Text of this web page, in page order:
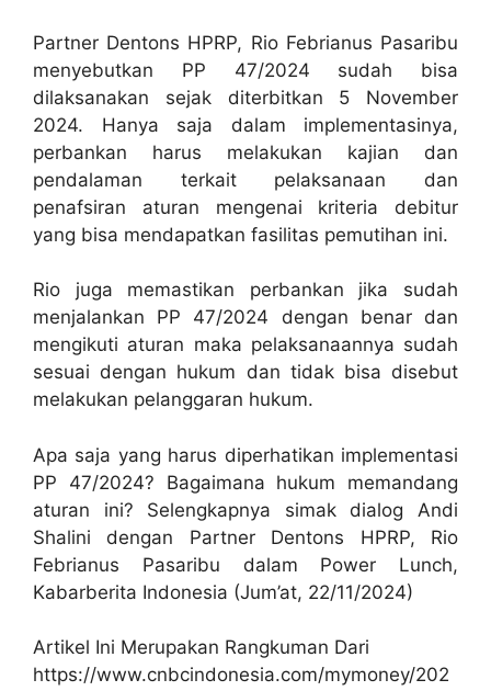
Partner Dentons HPRP, Rio Febrianus Pasaribu
menyebutkan PP 47/2024 sudah bisa
dilaksanakan sejak diterbitkan 5 November
2024. Hanya saja dalam implementasinya,
perbankan harus melakukan kajian dan
pendalaman terkait pelaksanaan dan
penafsiran aturan mengenai kriteria debitur
yang bisa mendapatkan fasilitas pemutihan ini.
Rio juga memastikan perbankan jika sudah
menjalankan PP 47/2024 dengan benar dan
mengikuti aturan maka pelaksanaannya sudah
sesuai dengan hukum dan tidak bisa disebut
melakukan pelanggaran hukum.
Apa saja yang harus diperhatikan implementasi
PP 47/2024? Bagaimana hukum memandang
aturan ini? Selengkapnya simak dialog Andi
Shalini dengan Partner Dentons HPRP, Rio
Febrianus Pasaribu dalam Power Lunch,
Kabarberita Indonesia (Jum’at, 22/11/2024)
Artikel Ini Merupakan Rangkuman Dari
https://www.cnbcindonesia.com/mymoney/202